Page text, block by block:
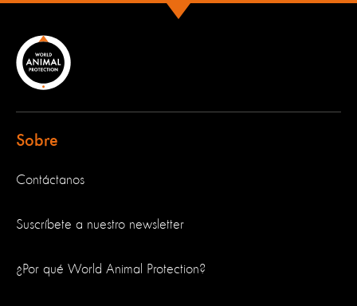
Sobre
Contáctanos
Suscríbete a nuestro newsletter
¿Por qué World Animal Protection?